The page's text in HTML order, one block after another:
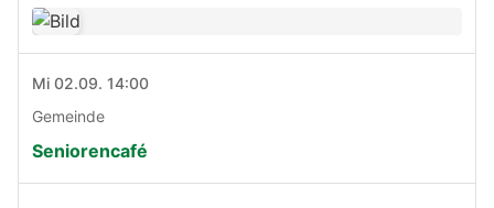
Mi 02.09. 14:00
Gemeinde
Seniorencafé